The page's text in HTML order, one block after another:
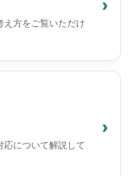
え方をご覧いただけ
応について解説して